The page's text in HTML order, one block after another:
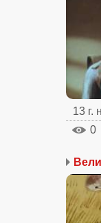
13 г.
0